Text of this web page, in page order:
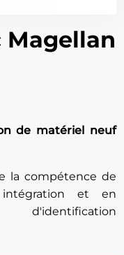
Magellan
de matériel neuf
la compétence de
et en
d'identification